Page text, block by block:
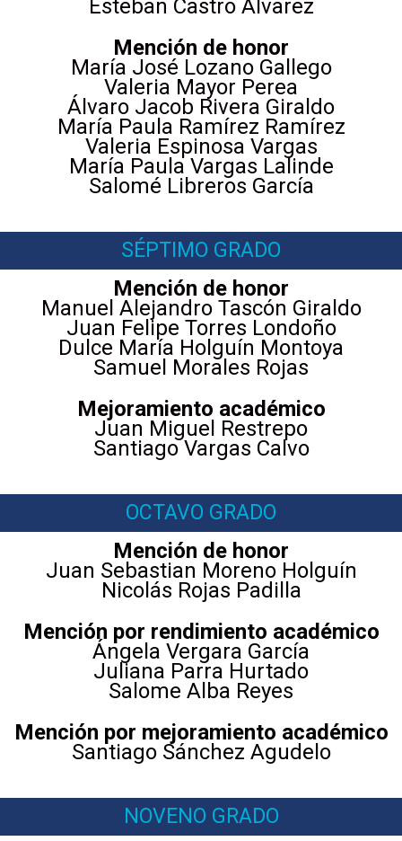
Esteban Castro Álvarez
Mención de honor
María José Lozano Gallego
Valeria Mayor Perea
Álvaro Jacob Rivera Giraldo
María Paula Ramírez Ramírez
Valeria Espinosa Vargas
María Paula Vargas Lalinde
Salomé Libreros García
SÉPTIMO GRADO
Mención de honor
Manuel Alejandro Tascón Giraldo
Juan Felipe Torres Londoño
Dulce María Holguín Montoya
Samuel Morales Rojas
Mejoramiento académico
Juan Miguel Restrepo
Santiago Vargas Calvo
OCTAVO GRADO
Mención de honor
Juan Sebastian Moreno Holguín
Nicolás Rojas Padilla
Mención por rendimiento académico
Ángela Vergara García
Juliana Parra Hurtado
Salome Alba Reyes
Mención por mejoramiento académico
Santiago Sánchez Agudelo
NOVENO GRADO